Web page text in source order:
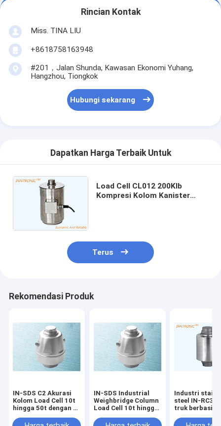
Rincian Kontak
Miss. TINA LIU
+8618758163948
#201，Jalan Shunda, Kawasan Ekonomi Yuhang,
Hangzhou, Tiongkok
Hubungi sekarang
Dapatkan Harga Terbaik Untuk
Load Cell CL012 200Klb
Kompresi Kolom Kanister
Terus
Rekomendasi Produk
IN-SDS C2 Akurasi
Kolom Load Cell 10t
hingga 50t dengan ±
pada output untuk
IN-SDS Industrial
Weighbridge Column
Load Cell 10t hingga
pengukuran berat
Industri
steel IN-RC3
truk berbasis
dengan IP68